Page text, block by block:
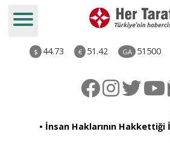
$ 44.73 € 51.42 GA 51500
• İnsan Haklarının